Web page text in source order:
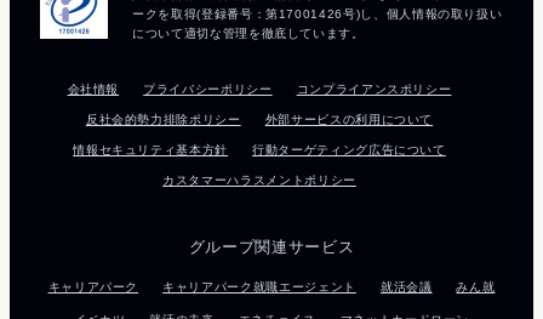
会社情報 プライバシーポリシー コンプライアンスポリシー
反社会的勢力排除ポリシー 外部サービスの利用について
情報セキュリティ基本方針 行動ターゲティング広告について
カスタマーハラスメントポリシー